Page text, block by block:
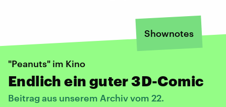
Shownotes
"Peanuts" im Kino
Endlich ein guter 3D-Comic
Beitrag aus unserem Archiv vom 22.